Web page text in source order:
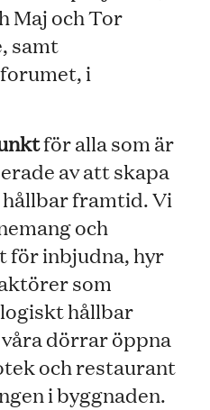
Maj och Tor
samt
i
för alla som är
av att skapa
framtid. Vi
och
för inbjudna, hyr
som
hållbar
dörrar öppna
och restaurant
i byggnaden.